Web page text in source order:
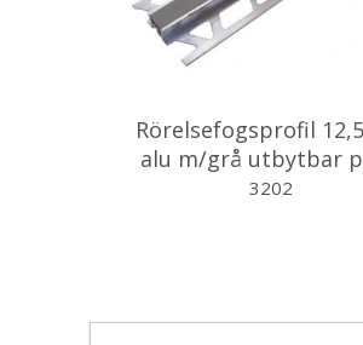
Rörelsefogsprofil
alu m/grå utbytbar
2,7m
3202